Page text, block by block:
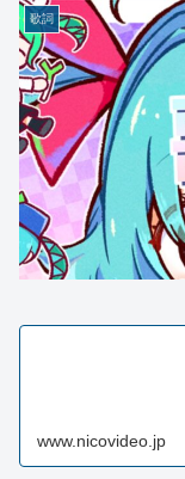
歌詞
www.nicovideo.jp